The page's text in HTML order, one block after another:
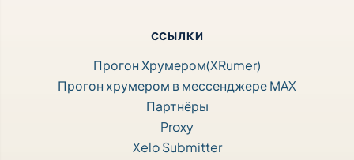
ССЫЛКИ
Прогон Хрумером(XRumer)
Прогон хрумером в мессенджере МAX
Партнёры
Proxy
Xelo Submitter